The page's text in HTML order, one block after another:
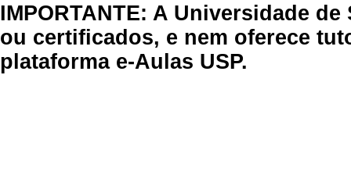
IMPORTANTE: A Universidade
ou certificados, e nem oferece
plataforma e-Aulas USP.